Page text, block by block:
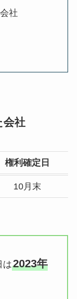
社
会社
権利確定日
10月末
は2023年